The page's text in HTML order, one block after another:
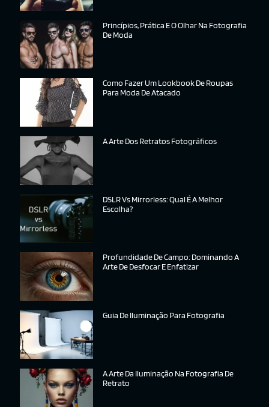
Princípios, Prática E O Olhar Na Fotografia
De Moda
Como Fazer Um Lookbook De Roupas
Para Moda De Atacado
A Arte Dos Retratos Fotográficos
DSLR Vs Mirrorless: Qual É A Melhor
Escolha?
Profundidade De Campo: Dominando A
Arte De Desfocar E Enfatizar
Guia De Iluminação Para Fotografia
A Arte Da Iluminação Na Fotografia De
Retrato